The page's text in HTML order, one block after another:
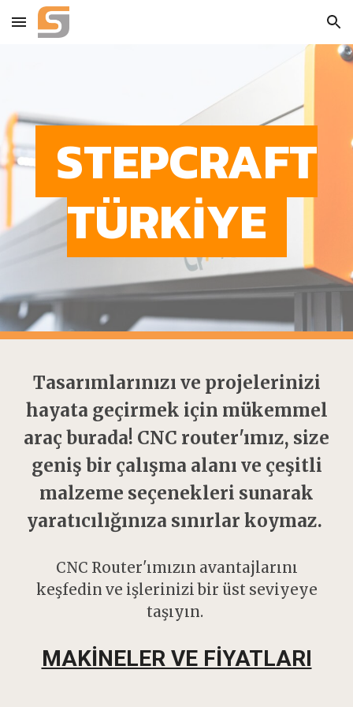
Skip to main content Skip to navigation
STEPCRAFT
TÜRKİYE
Tasarımlarınızı ve projelerinizi
hayata geçirmek için mükemmel
araç burada! CNC router'ımız, size
geniş bir çalışma alanı ve çeşitli
malzeme seçenekleri sunarak
yaratıcılığınıza sınırlar koymaz.
CNC Router'ımızın avantajlarını
keşfedin ve işlerinizi bir üst seviyeye
taşıyın.
MAKİNELER VE FİYATLARI